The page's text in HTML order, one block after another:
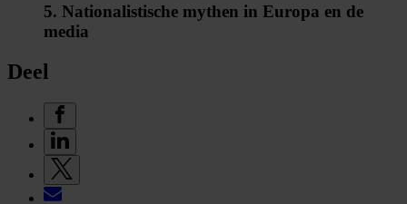
5. Nationalistische mythen in Europa en de
media
Deel